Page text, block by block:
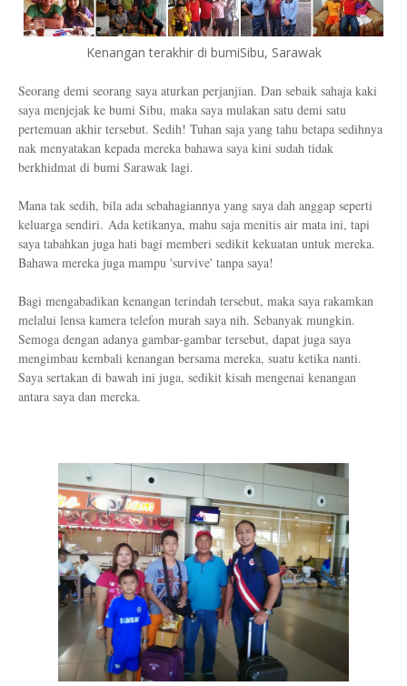
Kenangan terakhir di bumiSibu, Sarawak
Seorang demi seorang saya aturkan perjanjian. Dan sebaik sahaja kaki
saya menjejak ke bumi Sibu, maka saya mulakan satu demi satu
pertemuan akhir tersebut. Sedih! Tuhan saja yang tahu betapa sedihnya
nak menyatakan kepada mereka bahawa saya kini sudah tidak
berkhidmat di bumi Sarawak lagi.
Mana tak sedih, bila ada sebahagiannya yang saya dah anggap seperti
keluarga sendiri. Ada ketikanya, mahu saja menitis air mata ini, tapi
saya tabahkan juga hati bagi memberi sedikit kekuatan untuk mereka.
Bahawa mereka juga mampu 'survive' tanpa saya!
Bagi mengabadikan kenangan terindah tersebut, maka saya rakamkan
melalui lensa kamera telefon murah saya nih. Sebanyak mungkin.
Semoga dengan adanya gambar-gambar tersebut, dapat juga saya
mengimbau kembali kenangan bersama mereka, suatu ketika nanti.
Saya sertakan di bawah ini juga, sedikit kisah mengenai kenangan
antara saya dan mereka.